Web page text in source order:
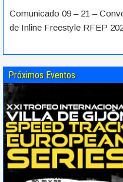
Comunicado 09 – 21 –
de Inline Freestyle RFEP
Próximos Eventos